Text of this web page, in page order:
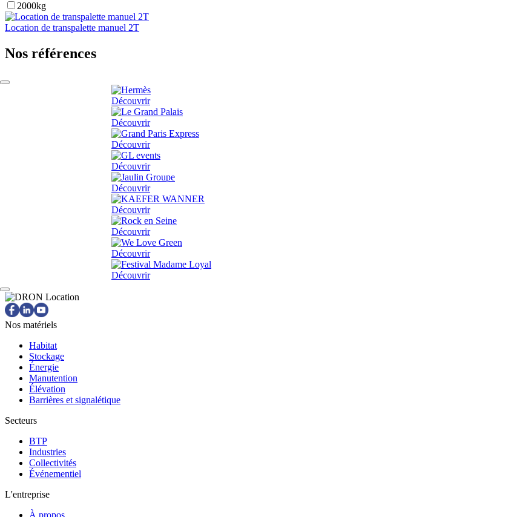
2000kg
Location de transpalette manuel 2T
Nos références
Découvrir
Découvrir
Découvrir
Découvrir
Découvrir
Découvrir
Découvrir
Découvrir
Découvrir
Nos matériels
Habitat
Stockage
Énergie
Manutention
Élévation
Barrières et signalétique
Secteurs
BTP
Industries
Collectivités
Événementiel
L'entreprise